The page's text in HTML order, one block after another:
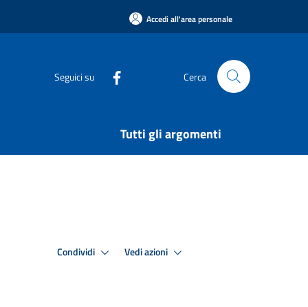
Accedi all'area personale
Seguici su Cerca
Tutti gli argomenti
Condividi Vedi azioni